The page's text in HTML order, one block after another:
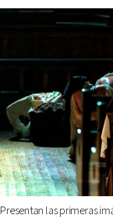
Presentan las primeras